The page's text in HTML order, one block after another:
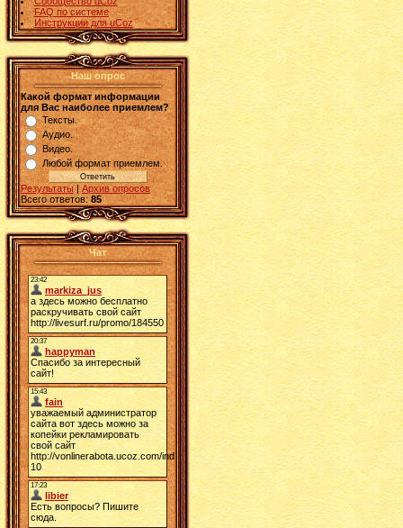
FAQ по системе
Инструкции для uCoz
Наш опрос
Какой формат информации
для Вас наиболее приемлем?
Тексты.
Аудио.
Видео.
Любой формат приемлем.
Результаты | Архив опросов
Всего ответов: 85
Чат